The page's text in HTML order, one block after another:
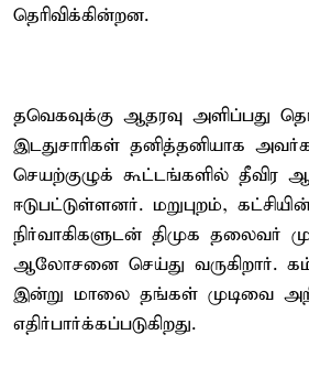
தெரிவிக்கின்றன.
தவெகவுக்கு ஆதரவு அளிப்பது
இடதுசாரிகள் தனித்தனியாக
செயற்குழுக் கூட்டங்களில்
ஈடுபட்டுள்ளனர். மறுபுறம்,
நிர்வாகிகளுடன் திமுக தலைவர்
ஆலோசனை செய்து வருகிறார்.
இன்று மாலை தங்கள் முடிவை
எதிர்பார்க்கப்படுகிறது.